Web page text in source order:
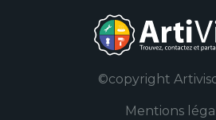
©copyright
Mentions